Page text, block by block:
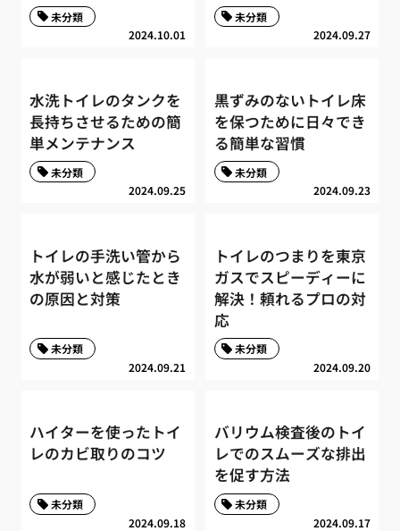
2024.10.01
未分類
2024.09.27
未分類
水洗トイレのタンクを
長持ちさせるための簡
単メンテナンス
2024.09.25
未分類
黒ずみのないトイレ床
を保つために日々でき
る簡単な習慣
2024.09.23
未分類
トイレの手洗い管から
水が弱いと感じたとき
の原因と対策
2024.09.21
未分類
トイレのつまりを東京
ガスでスピーディーに
解決！頼れるプロの対
応
2024.09.20
未分類
ハイターを使ったトイ
レのカビ取りのコツ
2024.09.18
未分類
バリウム検査後のトイ
レでのスムーズな排出
を促す方法
2024.09.17
未分類